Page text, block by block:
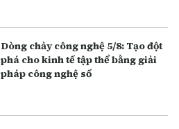
Dòng chảy công nghệ 5/8: Tạo đột
phá cho kinh tế tập thể bằng giải
pháp công nghệ số